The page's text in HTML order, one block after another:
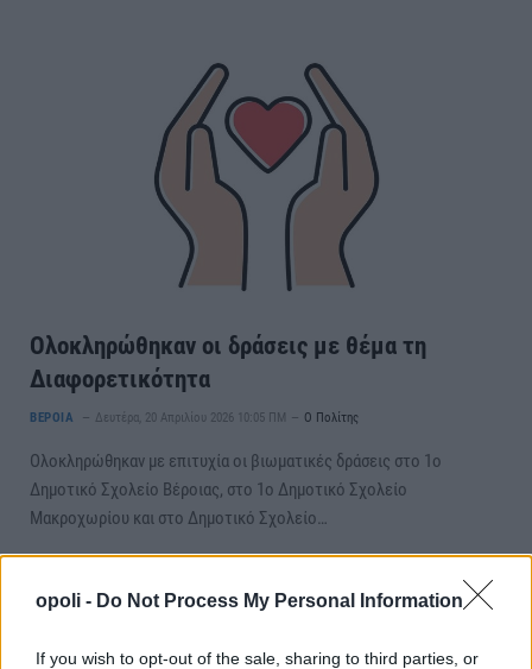
opoli - Do Not Process My Personal Information
If you wish to opt-out of the sale, sharing to third parties, or
Ολοκληρώθηκαν οι δράσεις με θέμα τη
Διαφορετικότητα
ΒΕΡΟΙΑ Δευτέρα, 20 Απριλίου 2026 10:05 ΠΜ Ο Πολίτης
Ολοκληρώθηκαν με επιτυχία οι βιωματικές δράσεις στο 1ο
Δημοτικό Σχολείο Βέροιας, στο 1ο Δημοτικό Σχολείο
Μακροχωρίου και στο Δημοτικό Σχολείο…